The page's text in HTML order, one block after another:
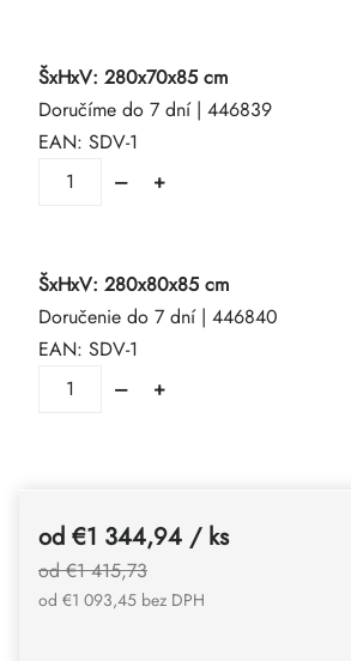
ŠxHxV: 280x70x85 cm
Doručíme do 7 dní | 446839
EAN: SDV-1
ŠxHxV: 280x80x85 cm
Doručenie do 7 dní | 446840
EAN: SDV-1
od €1 415,73
od €1 344,94 / ks
od €1 093,45 bez DPH